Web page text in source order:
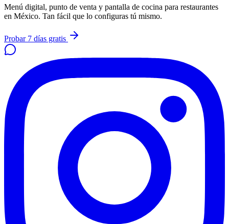
Menú digital, punto de venta y pantalla de cocina para restaurantes
en México. Tan fácil que lo configuras tú mismo.
Probar 7 días gratis